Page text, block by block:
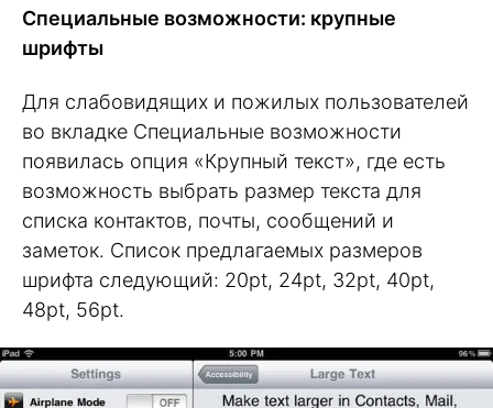
Специальные возможности: крупные
шрифты
Для слабовидящих и пожилых пользователей
во вкладке Специальные возможности
появилась опция «Крупный текст», где есть
возможность выбрать размер текста для
списка контактов, почты, сообщений и
заметок. Список предлагаемых размеров
шрифта следующий: 20pt, 24pt, 32pt, 40pt,
48pt, 56pt.